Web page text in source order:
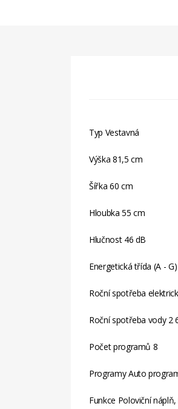
Typ Vestavná
Výška 81,5 cm
Šířka 60 cm
Hloubka 55 cm
Hlučnost 46 dB
Energetická třída (A - G)
Roční spotřeba
Roční spotřeba vody 2
Počet programů 8
ProgramyAuto
Funkce Poloviční